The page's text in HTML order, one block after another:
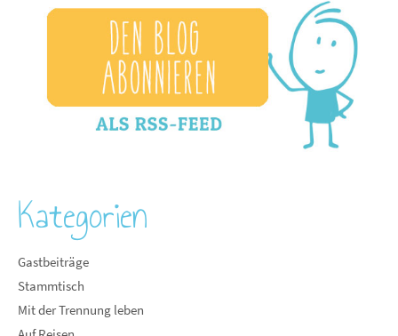
Kategorien
Gastbeiträge
Stammtisch
Mit der Trennung leben